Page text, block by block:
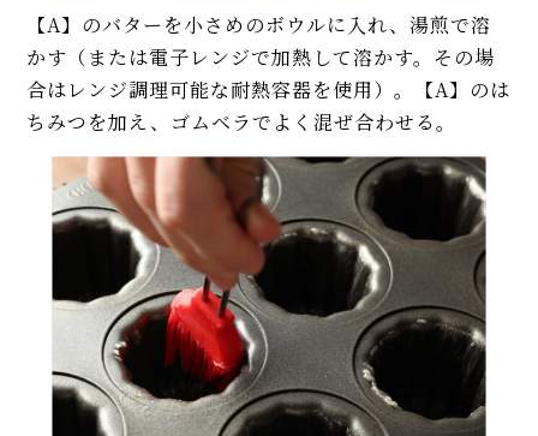
【A】のバターを小さめのボウルに入れ、湯煎で溶
かす（または電子レンジで加熱して溶かす。その場
合はレンジ調理可能な耐熱容器を使用）。【A】のは
ちみつを加え、ゴムベラでよく混ぜ合わせる。